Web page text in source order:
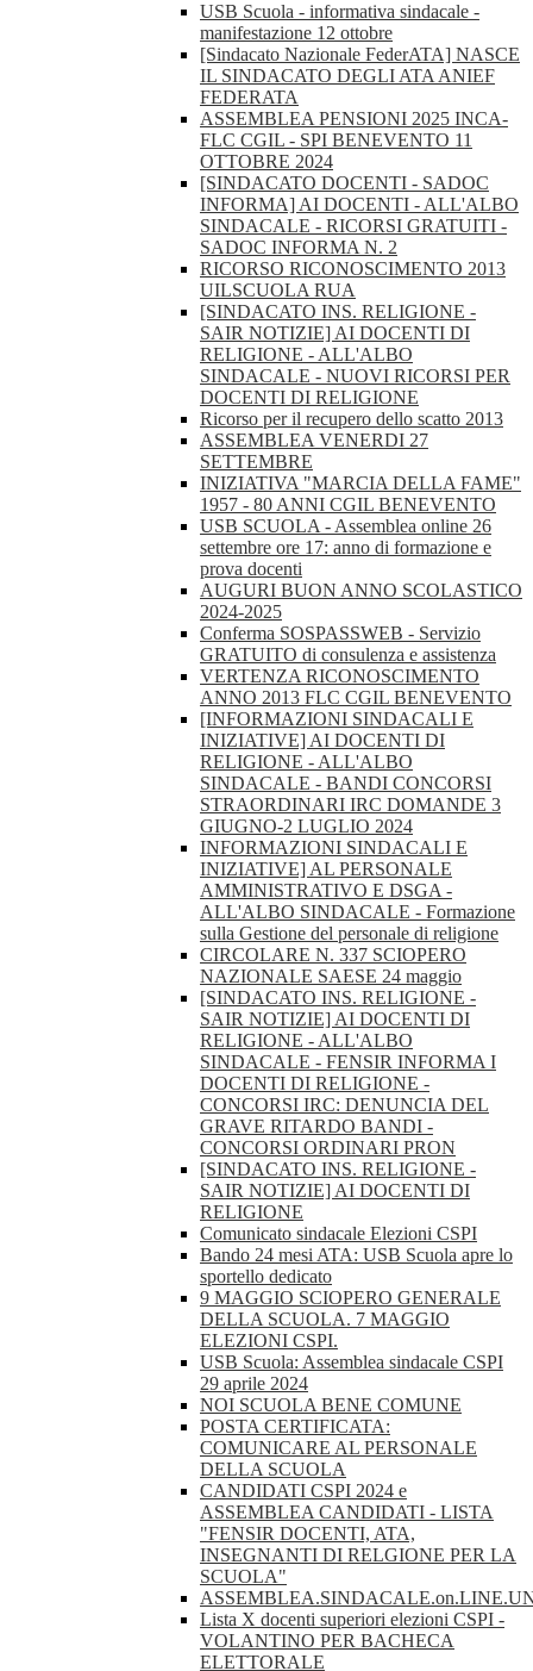
USB Scuola - informativa sindacale -
manifestazione 12 ottobre
[Sindacato Nazionale FederATA] NASCE
IL SINDACATO DEGLI ATA ANIEF
FEDERATA
ASSEMBLEA PENSIONI 2025 INCA-
FLC CGIL - SPI BENEVENTO 11
OTTOBRE 2024
[SINDACATO DOCENTI - SADOC
INFORMA] AI DOCENTI - ALL'ALBO
SINDACALE - RICORSI GRATUITI -
SADOC INFORMA N. 2
RICORSO RICONOSCIMENTO 2013
UILSCUOLA RUA
[SINDACATO INS. RELIGIONE -
SAIR NOTIZIE] AI DOCENTI DI
RELIGIONE - ALL'ALBO
SINDACALE - NUOVI RICORSI PER
DOCENTI DI RELIGIONE
Ricorso per il recupero dello scatto 2013
ASSEMBLEA VENERDI 27
SETTEMBRE
INIZIATIVA "MARCIA DELLA FAME"
1957 - 80 ANNI CGIL BENEVENTO
USB SCUOLA - Assemblea online 26
settembre ore 17: anno di formazione e
prova docenti
AUGURI BUON ANNO SCOLASTICO
2024-2025
Conferma SOSPASSWEB - Servizio
GRATUITO di consulenza e assistenza
VERTENZA RICONOSCIMENTO
ANNO 2013 FLC CGIL BENEVENTO
[INFORMAZIONI SINDACALI E
INIZIATIVE] AI DOCENTI DI
RELIGIONE - ALL'ALBO
SINDACALE - BANDI CONCORSI
STRAORDINARI IRC DOMANDE 3
GIUGNO-2 LUGLIO 2024
INFORMAZIONI SINDACALI E
INIZIATIVE] AL PERSONALE
AMMINISTRATIVO E DSGA -
ALL'ALBO SINDACALE - Formazione
sulla Gestione del personale di religione
CIRCOLARE N. 337 SCIOPERO
NAZIONALE SAESE 24 maggio
[SINDACATO INS. RELIGIONE -
SAIR NOTIZIE] AI DOCENTI DI
RELIGIONE - ALL'ALBO
SINDACALE - FENSIR INFORMA I
DOCENTI DI RELIGIONE -
CONCORSI IRC: DENUNCIA DEL
GRAVE RITARDO BANDI -
CONCORSI ORDINARI PRON
[SINDACATO INS. RELIGIONE -
SAIR NOTIZIE] AI DOCENTI DI
RELIGIONE
Comunicato sindacale Elezioni CSPI
Bando 24 mesi ATA: USB Scuola apre lo
sportello dedicato
9 MAGGIO SCIOPERO GENERALE
DELLA SCUOLA. 7 MAGGIO
ELEZIONI CSPI.
USB Scuola: Assemblea sindacale CSPI
29 aprile 2024
NOI SCUOLA BENE COMUNE
POSTA CERTIFICATA:
COMUNICARE AL PERSONALE
DELLA SCUOLA
CANDIDATI CSPI 2024 e
ASSEMBLEA CANDIDATI - LISTA
"FENSIR DOCENTI, ATA,
INSEGNANTI DI RELGIONE PER LA
SCUOLA"
Lista X docenti superiori elezioni CSPI -
VOLANTINO PER BACHECA
ELETTORALE